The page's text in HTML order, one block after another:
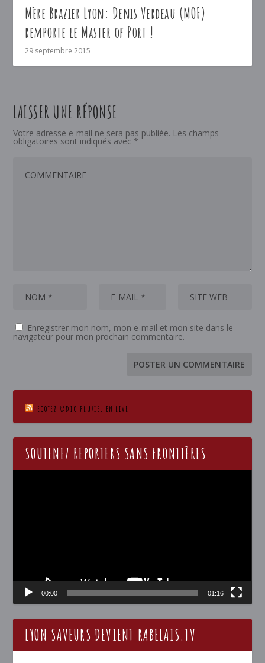
Mère Brazier Lyon: Denis Verdeau (MOF)
remporte le Master of Port !
29 septembre 2015
LAISSER UNE RÉPONSE
Votre adresse e-mail ne sera pas publiée. Les champs
obligatoires sont indiqués avec *
Enregistrer mon nom, mon e-mail et mon site dans le
navigateur pour mon prochain commentaire.
ECOTEZ RADIO PLURIEL EN LIVE
SOUTENEZ REPORTERS SANS FRONTIÈRES
00:00 01:16
LYON SAVEURS DEVIENT RABELAIS.TV